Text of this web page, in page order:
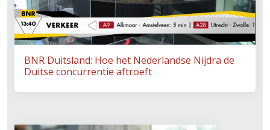
BNR Duitsland: Hoe het Nederlandse Nijdra de
Duitse concurrentie aftroeft